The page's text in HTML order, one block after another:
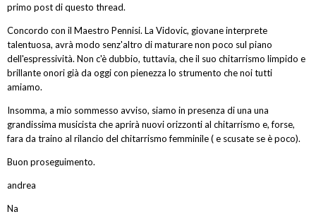
primo post di questo thread.
Concordo con il Maestro Pennisi. La Vidovic, giovane interprete
talentuosa, avrà modo senz'altro di maturare non poco sul piano
dell'espressività. Non c'è dubbio, tuttavia, che il suo chitarrismo limpido e
brillante onori già da oggi con pienezza lo strumento che noi tutti
amiamo.
Insomma, a mio sommesso avviso, siamo in presenza di una una
grandissima musicista che aprirà nuovi orizzonti al chitarrismo e, forse,
fara da traino al rilancio del chitarrismo femminile ( e scusate se è poco).
Buon proseguimento.
andrea
Na